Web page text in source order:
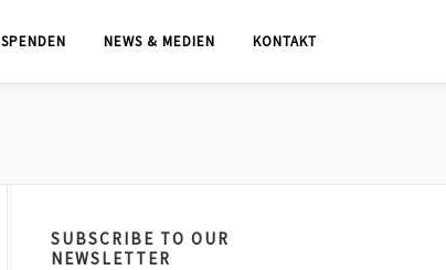
SPENDEN NEWS & MEDIEN KONTAKT
SUBSCRIBE TO OUR
NEWSLETTER